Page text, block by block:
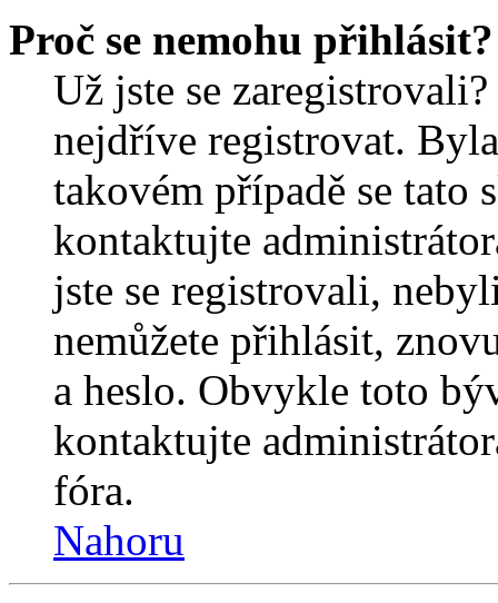
Proč se nemohu přihlásit?
Už jste se
nejdříve registrovat.
takovém případě se tato
kontaktujte
jste se registrovali,
nemůžete přihlásit,
a heslo. Obvykle toto
kontaktujte
fóra.
Nahoru